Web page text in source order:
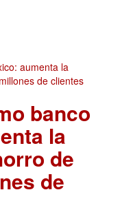
banco
la
de
de